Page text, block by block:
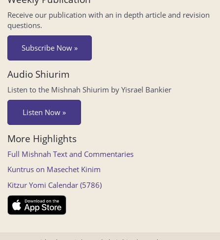
Receive our publication with an in depth article and revision
questions.
Subscribe Now »
Audio Shiurim
Listen to the Mishnah Shiurim by Yisrael Bankier
Listen Now »
More Highlights
Full Mishnah Text and Commentaries
Kuntrus on Masechet Kinim
Kitzur Yomi Calendar (5786)